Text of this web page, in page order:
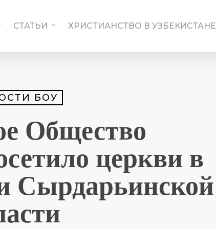
СТАТЬИ ХРИСТИАНСТВО В УЗБЕКИСТАНЕ
БОУ
Общество
церкви в
Сырдарьинской